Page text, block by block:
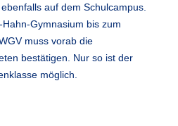
auf dem Schulcampus.
Gymnasium bis zum
muss vorab die
bestätigen. Nur so ist der
möglich.